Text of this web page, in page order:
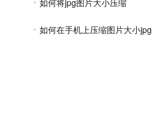
如何将jpg图片大小压缩
如何在手机上压缩图片大小jpg